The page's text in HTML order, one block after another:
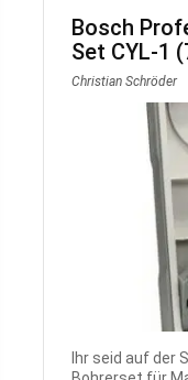
Bosch
Set CYL-1
Christian Schröder
Ihr seid auf der